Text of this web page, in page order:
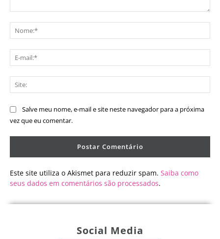
Salve meu nome, e-mail e site neste navegador para a próxima
vez que eu comentar.
Este site utiliza o Akismet para reduzir spam. Saiba como
seus dados em comentários são processados.
Social Media